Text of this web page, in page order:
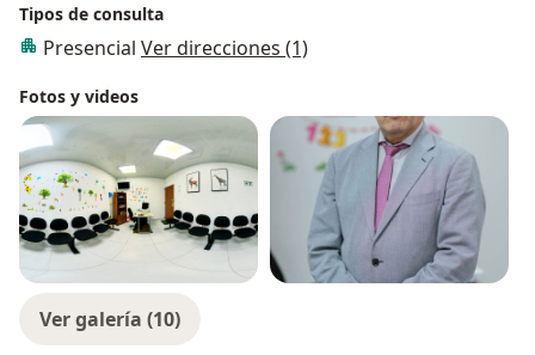
Tipos de consulta
Presencial Ver direcciones (1)
Fotos y videos
Ver galería (10)